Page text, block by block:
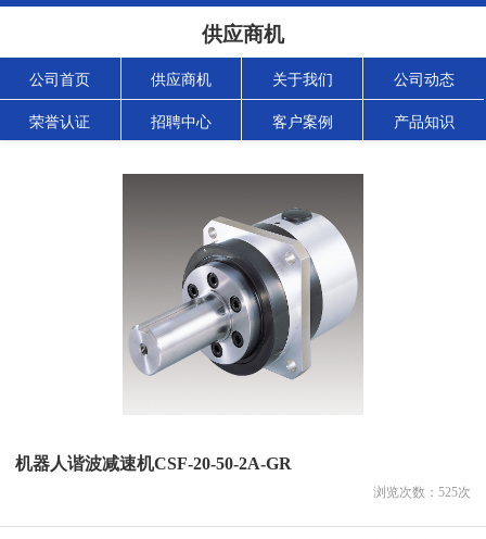
供应商机
公司首页 供应商机 关于我们 公司动态
荣誉认证 招聘中心 客户案例 产品知识
机器人谐波减速机CSF-20-50-2A-GR
浏览次数： 525次